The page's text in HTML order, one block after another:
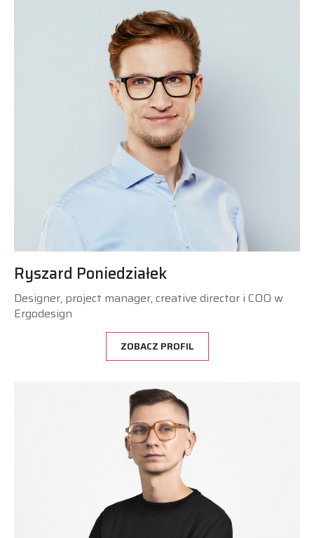
Ryszard Poniedziałek
Designer, project manager, creative director i COO w
Ergodesign
ZOBACZ PROFIL